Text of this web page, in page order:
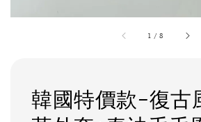
1 /8
韓國特價款-復古